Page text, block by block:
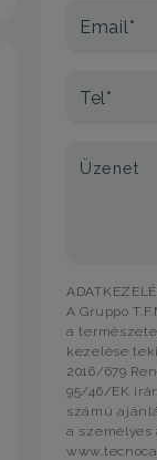
Email*
Tel*
Üzenet
A Gruppo
a
kezelése
2016/679
95/46/EK
számú
a személyes